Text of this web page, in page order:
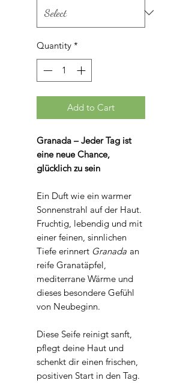
Quantity *
Add to Cart
Granada – Jeder Tag ist
eine neue Chance,
glücklich zu sein
Ein Duft wie ein warmer
Sonnenstrahl auf der Haut.
Fruchtig, lebendig und mit
einer feinen, sinnlichen
Tiefe erinnert Granada an
reife Granatäpfel,
mediterrane Wärme und
dieses besondere Gefühl
von Neubeginn.
Diese Seife reinigt sanft,
pflegt deine Haut und
schenkt dir einen frischen,
positiven Start in den Tag.